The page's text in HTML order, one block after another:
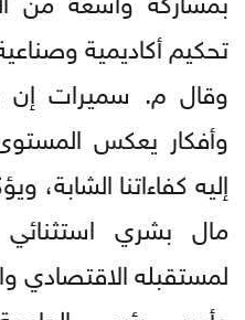
تحكيم أكاديمية
وقال م. سميرات إن
وأفكار يعكس
إليه كفاءاتنا الشابة،
مال بشري
لمستقبله الاقتصادي